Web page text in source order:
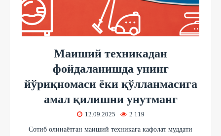
Маиший техникадан
фойдаланишда унинг
йўриқномаси ёки қўлланмасига
амал қилишни унутманг
12.09.2025 2 119
Сотиб олинаётган маиший техникага кафолат муддати